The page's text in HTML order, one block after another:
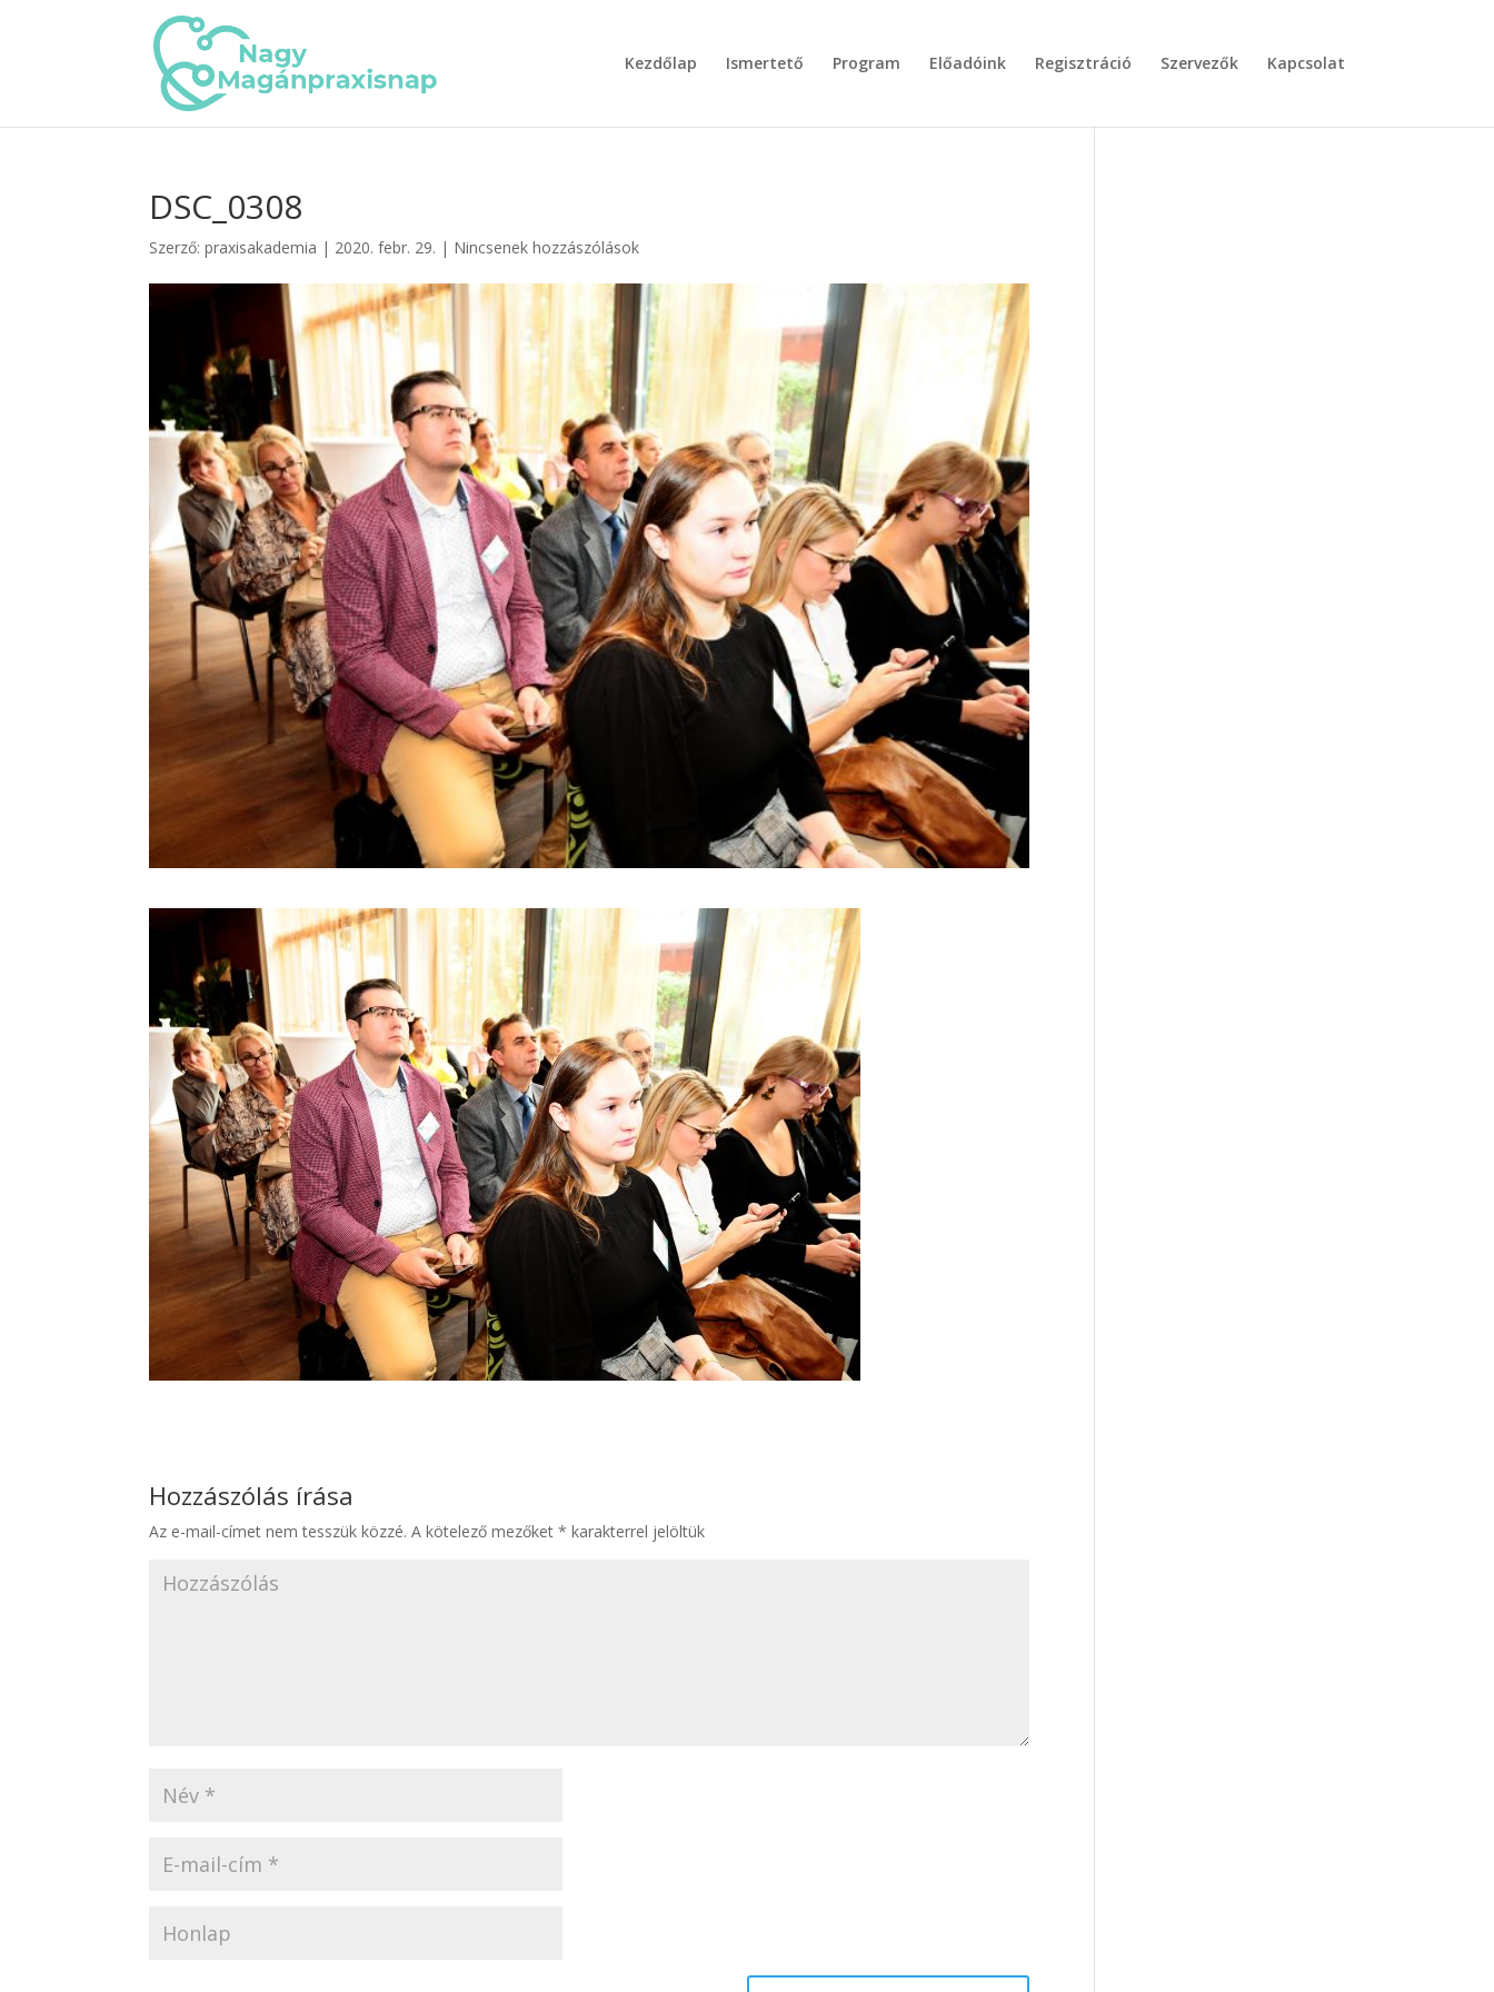
Kezdőlap Ismertető Program Előadóink Regisztráció Szervezők Kapcsolat
DSC_0308
Szerző:praxisakademia | 2020. febr. 29. | Nincsenek hozzászólások
Hozzászólás írása
Az e-mail-címet nem tesszük közzé. A kötelező mezőket* karakterrel jelöltük